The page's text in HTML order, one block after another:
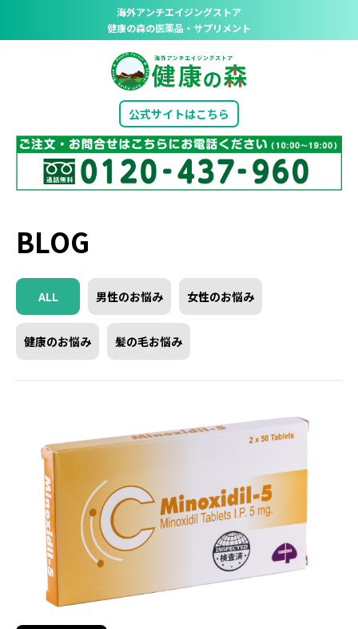
海外アンチエイジングストア
健康の森の医薬品・サプリメント
公式サイトはこちら
BLOG
ALL 男性のお悩み 女性のお悩み
健康のお悩み 髪の毛お悩み